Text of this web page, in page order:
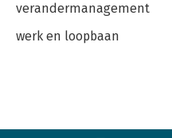
verandermanagement
werk en loopbaan